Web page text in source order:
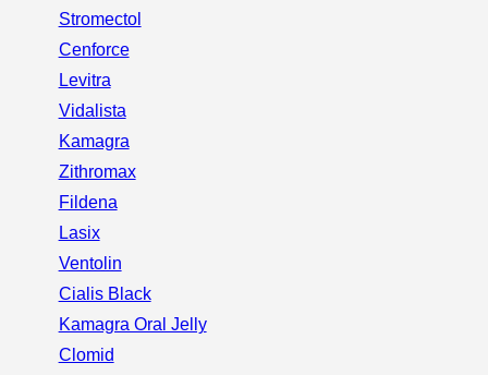
Stromectol
Cenforce
Levitra
Vidalista
Kamagra
Zithromax
Fildena
Lasix
Ventolin
Cialis Black
Kamagra Oral Jelly
Clomid